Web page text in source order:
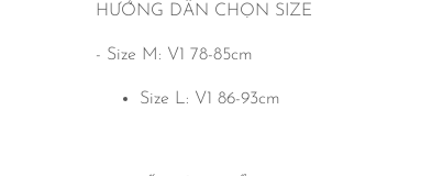
HƯỚNG DẪN CHỌN SIZE
- Size M: V1 78-85cm
Size L: V1 86-93cm